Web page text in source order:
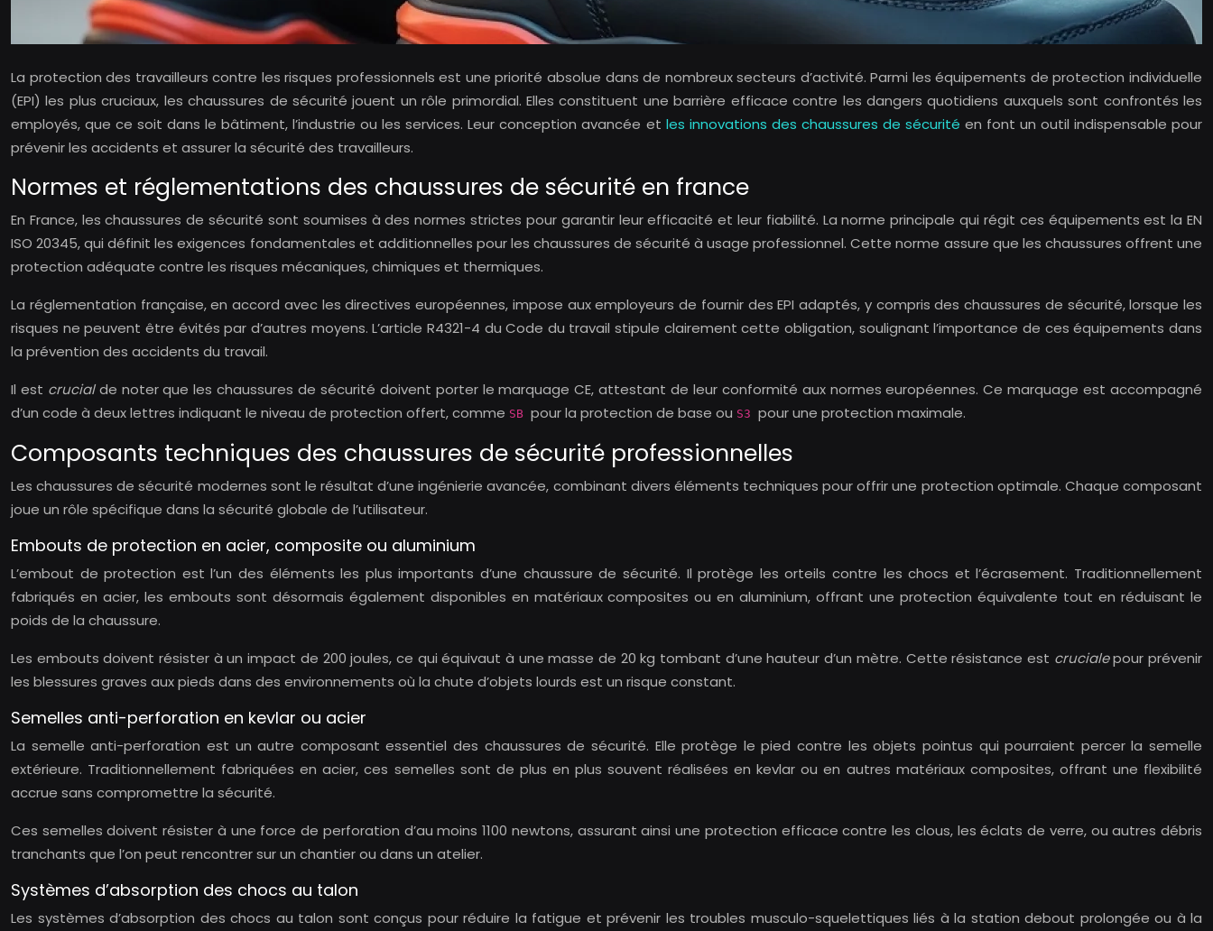
La protection des travailleurs contre les risques professionnels est une priorité absolue dans de nombreux secteurs d’activité. Parmi les équipements de protection individuelle
(EPI) les plus cruciaux, les chaussures de sécurité jouent un rôle primordial. Elles constituent une barrière efficace contre les dangers quotidiens auxquels sont confrontés les
employés, que ce soit dans le bâtiment, l’industrie ou les services. Leur conception avancée et les innovations des chaussures de sécurité en font un outil indispensable pour
prévenir les accidents et assurer la sécurité des travailleurs.
Normes et réglementations des chaussures de sécurité en france
En France, les chaussures de sécurité sont soumises à des normes strictes pour garantir leur efficacité et leur fiabilité. La norme principale qui régit ces équipements est la EN
ISO 20345, qui définit les exigences fondamentales et additionnelles pour les chaussures de sécurité à usage professionnel. Cette norme assure que les chaussures offrent une
protection adéquate contre les risques mécaniques, chimiques et thermiques.
La réglementation française, en accord avec les directives européennes, impose aux employeurs de fournir des EPI adaptés, y compris des chaussures de sécurité, lorsque les
risques ne peuvent être évités par d’autres moyens. L’article R4321-4 du Code du travail stipule clairement cette obligation, soulignant l’importance de ces équipements dans
la prévention des accidents du travail.
Il est crucialde noter que les chaussures de sécurité doivent porter le marquage CE, attestant de leur conformité aux normes européennes. Ce marquage est accompagné
d’un code à deux lettres indiquant le niveau de protection offert, comme SB pour la protection de base ou S3 pour une protection maximale.
Composants techniques des chaussures de sécurité professionnelles
Les chaussures de sécurité modernes sont le résultat d’une ingénierie avancée, combinant divers éléments techniques pour offrir une protection optimale. Chaque composant
joue un rôle spécifique dans la sécurité globale de l’utilisateur.
Embouts de protection en acier, composite ou aluminium
L’embout de protection est l’un des éléments les plus importants d’une chaussure de sécurité. Il protège les orteils contre les chocs et l’écrasement. Traditionnellement
fabriqués en acier, les embouts sont désormais également disponibles en matériaux composites ou en aluminium, offrant une protection équivalente tout en réduisant le
poids de la chaussure.
Les embouts doivent résister à un impact de 200 joules, ce qui équivaut à une masse de 20 kg tombant d’une hauteur d’un mètre. Cette résistance est crucialepour prévenir
les blessures graves aux pieds dans des environnements où la chute d’objets lourds est un risque constant.
Semelles anti-perforation en kevlar ou acier
La semelle anti-perforation est un autre composant essentiel des chaussures de sécurité. Elle protège le pied contre les objets pointus qui pourraient percer la semelle
extérieure. Traditionnellement fabriquées en acier, ces semelles sont de plus en plus souvent réalisées en kevlar ou en autres matériaux composites, offrant une flexibilité
accrue sans compromettre la sécurité.
Ces semelles doivent résister à une force de perforation d’au moins 1100 newtons, assurant ainsi une protection efficace contre les clous, les éclats de verre, ou autres débris
tranchants que l’on peut rencontrer sur un chantier ou dans un atelier.
Systèmes d’absorption des chocs au talon
Les systèmes d’absorption des chocs au talon sont conçus pour réduire la fatigue et prévenir les troubles musculo-squelettiques liés à la station debout prolongée ou à la